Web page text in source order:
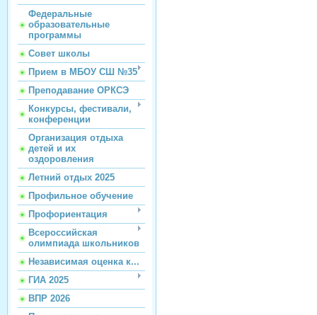
Федеральные
образовательные
программы
Совет школы
Прием в МБОУ СШ №35
Преподавание ОРКСЭ
Конкурсы, фестивали,
конференции
Организация отдыха
детей и их
оздоровления
Летний отдых 2025
Профильное обучение
Профориентация
Всероссийская
олимпиада школьников
Независимая оценка к...
ГИА 2025
ВПР 2026